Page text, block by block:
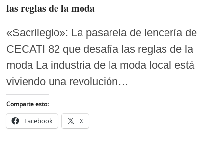
las reglas de la moda
«Sacrilegio»: La pasarela de lencería de
CECATI 82 que desafía las reglas de la
moda La industria de la moda local está
viviendo una revolución…
Comparte esto:
Facebook X